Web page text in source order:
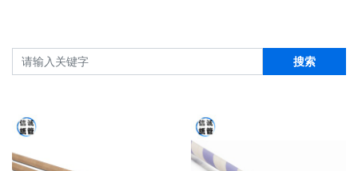
搜索